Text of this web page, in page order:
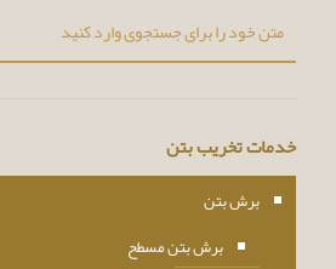
خدمات تخریب بتن
برش بتن
برش بتن مسطح